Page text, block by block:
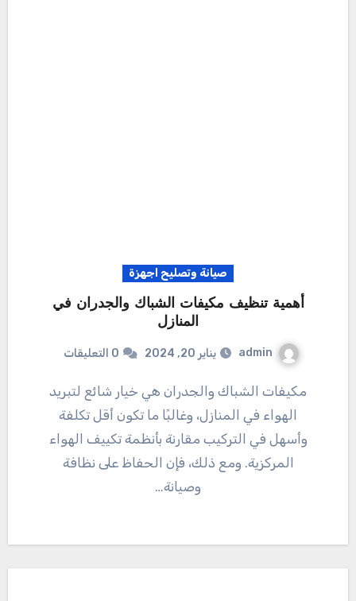
صيانة وتصليح اجهزة
أهمية تنظيف مكيفات الشباك والجدران في
المنازل
admin يناير 20, 2024 0 التعليقات
مكيفات الشباك والجدران هي خيار شائع لتبريد
الهواء في المنازل، وغالبًا ما تكون أقل تكلفة
وأسهل في التركيب مقارنة بأنظمة تكييف الهواء
المركزية. ومع ذلك، فإن الحفاظ على نظافة
وصيانة…